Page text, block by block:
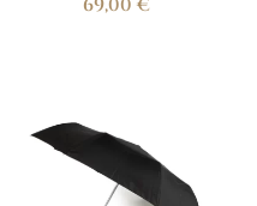
69,00 €